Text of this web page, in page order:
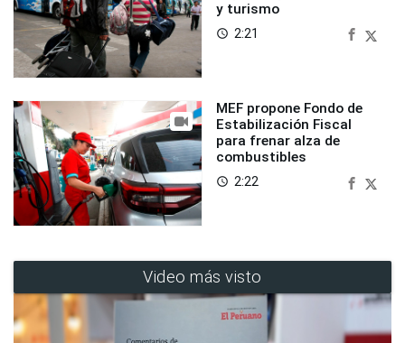
y turismo
access_time 2:21
MEF propone Fondo de
Estabilización Fiscal
para frenar alza de
combustibles
access_time 2:22
Video más visto